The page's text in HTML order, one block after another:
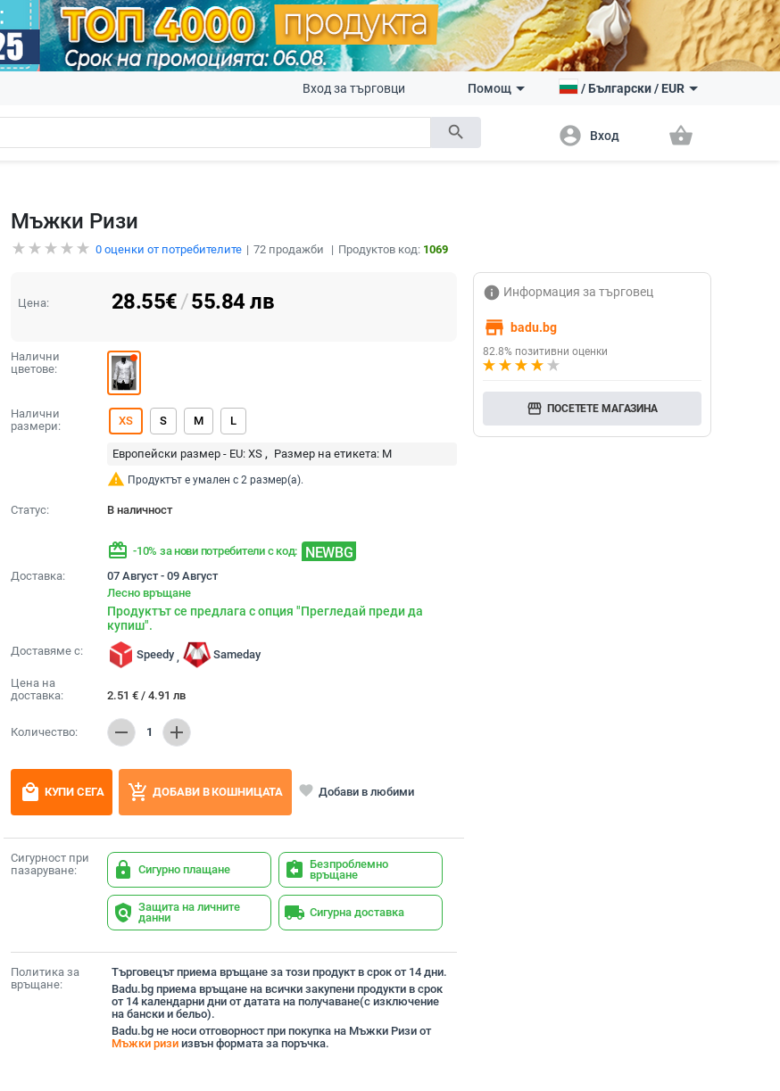
search
Вход за търговци Помощ /Български/ EUR
account_circle Вход shopping_basket
Мъжки Ризи
0оценки от потребителите 72продажби Продуктов код: 1069
Цена: 28.55€/55.84лв
Налични
цветове:
Налични
размери:
XS S M L
Европейски размер - EU: XS Размер на етикета: M
warning Продуктът е умален с 2 размер(а).
Статус: В наличност
redeem -10% за нови потребители с код: NEWBG
Доставка:
07 Август - 09 Август
Лесно връщане
Продуктът се предлага с опция "Прегледай преди да
купиш".
Доставяме с: Speedy , Sameday
Цена на
доставка:
2.51 € / 4.91 лв
Количество: remove 1 add
local_mall КУПИ СЕГА add_shopping_cart ДОБАВИ В КОШНИЦАТА favorite Добави в любими
Сигурност при
пазаруване:
lock Сигурно плащане assignment_return Безпроблемно
връщане
policy Защита на личните
данни
local_shipping Сигурна доставка
Политика за
връщане:
Търговецът приема връщане за този продукт в срок от 14 дни.
Badu.bg приема връщане на всички закупени продукти в срок
от 14 календарни дни от датата на получаване(с изключение
на бански и бельо).
Badu.bg не носи отговорност при покупка на Мъжки Ризи от
Мъжки ризиизвън формата за поръчка.
info Информация за търговец
store badu.bg
82.8% позитивни оценки
storefront ПОСЕТЕТЕ МАГАЗИНА